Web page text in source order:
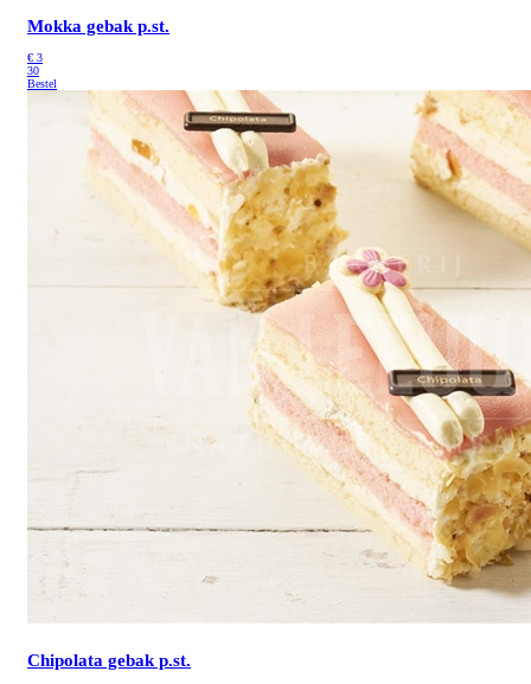
Mokka gebak p.st.
€ 3
30
Bestel
Chipolata gebak p.st.